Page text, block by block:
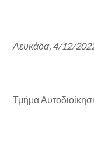
Λευκάδα, 4/12/
Τμήμα